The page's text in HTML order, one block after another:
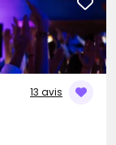
13 avis